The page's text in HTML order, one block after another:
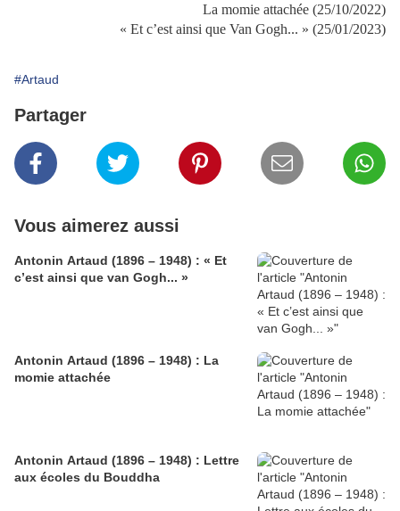
La momie attachée (25/10/2022)
« Et c’est ainsi que Van Gogh... » (25/01/2023)
#Artaud
Partager
Vous aimerez aussi
Antonin Artaud (1896 – 1948) : « Et
c’est ainsi que van Gogh... »
Antonin Artaud (1896 – 1948) : La
momie attachée
Antonin Artaud (1896 – 1948) : Lettre
aux écoles du Bouddha